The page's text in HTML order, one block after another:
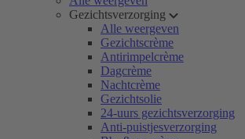
Gezichtsverzorging
Alle weergeven
Gezichtscrème
Antirimpelcrème
Dagcrème
Nachtcrème
Gezichtsolie
24-uurs gezichtsverzorging
Anti-puistjesverzorging